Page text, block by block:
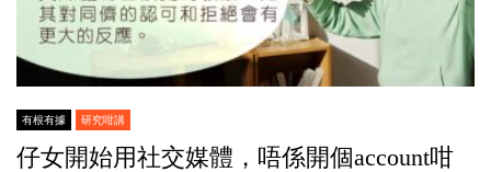
有根有據 研究咁講
仔女開始用社交媒體，唔係開個account咁